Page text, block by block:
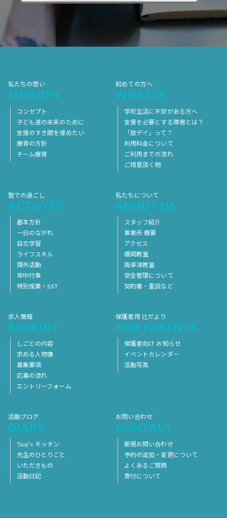
2017年10月 2017年9月 2017年8月
2017年5月
2017年4月
私たちの想い
MISSION
コンセプト
子ども達の未来のために
支援のすき間を埋めたい
療育の方針
チーム療育
初めての方へ
WHAT IS
学校生活に不安がある方へ
支援を必要とする障害とは？
「放デイ」って？
利用料金について
ご利用までの流れ
ご用意頂く物
塾での過ごし
ACTIVITY
基本方針
一日のながれ
自立学習
ライフスキル
課外活動
年中行事
特別授業・SST
私たちについて
ABOUT US
スタッフ紹介
事業所 概要
アクセス
橋岡教室
南草津教室
安全管理について
契約書・重説など
求人情報
RECRUIT
しごとの内容
求める人物像
募集要項
応募の流れ
エントリーフォーム
保護者用 辻だより
FOR PARENTS
保護者向け お知らせ
イベントカレンダー
活動写真
活動ブログ
DIARY
Tsuji’s キッチン
先生のひとりごと
いただきもの
活動日記
お問い合わせ
CONTACT
新規お問い合わせ
予約の追加・変更について
よくあるご質問
寄付について